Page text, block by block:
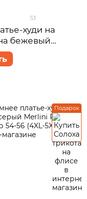
53
худи на
бежевый
размер
Подарок